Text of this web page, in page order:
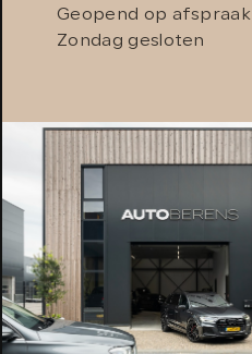
Geopend op afspraak
Zondag gesloten